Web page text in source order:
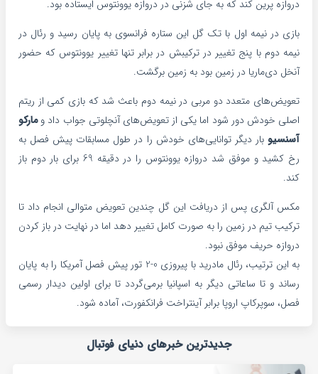
دروازه پرین کند که به جای شزنی در دروازه یوونتوس ایستاده بود.
بازی در نیمه اول با تک گل این ستاره فرانسوی به پایان رسید و رئال در
نیمه دوم با پنج تغییر در ترکیبش در برابر تنها تغییر یوونتوس که حضور
آنخل دی‌ماریا در زمین بود به زمین برگشت.
تعویض‌های متعدد دو مربی در نیمه دوم باعث شد که بازی کمی از ریتم
اصلی خودش دور شود اما یکی از تعویض‌های آنچلوتی جواب داد ومارکو
آسنسیو بار دیگر توانایی‌های خودش را در طول مسابقات پیش فصل به
رخ کشید و موفق شد دروازه یوونتوس را در دقیقه 69 برای بار دوم باز
کند.
مکس آلگری پس از دریافت این گل چندین تعویض متوالی انجام داد تا
ترکیب تیم در زمین را به صورت کامل تغییر دهد اما در نهایت در باز کردن
دروازه حریف موفق نبود.
به این ترتیب، رئال مادرید با پیروزی 0-2 تور پیش فصل آمریکا را به پایان
رساند و تا ساعاتی دیگر به اسپانیا برمی‌گردد تا برای اولین دیدار رسمی
فصل، سوپرکاپ اروپا برابر آینتراخت فرانکفورت، آماده شود.
جدیدترین خبرهای دنیای فوتبال